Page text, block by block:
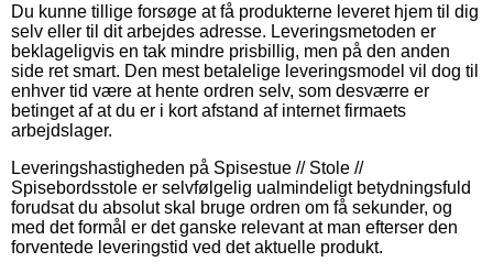
Du kunne tillige forsøge at få produkterne leveret hjem til dig
selv eller til dit arbejdes adresse. Leveringsmetoden er
beklageligvis en tak mindre prisbillig, men på den anden
side ret smart. Den mest betalelige leveringsmodel vil dog til
enhver tid være at hente ordren selv, som desværre er
betinget af at du er i kort afstand af internet firmaets
arbejdslager.
Leveringshastigheden på Spisestue // Stole //
Spisebordsstole er selvfølgelig ualmindeligt betydningsfuld
forudsat du absolut skal bruge ordren om få sekunder, og
med det formål er det ganske relevant at man efterser den
forventede leveringstid ved det aktuelle produkt.